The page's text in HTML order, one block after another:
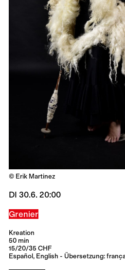
© Erik Martinez
DI 30.6. 20:00
Grenier
Kreation
50 min
15/20/35 CHF
Español, English - Übersetzung: